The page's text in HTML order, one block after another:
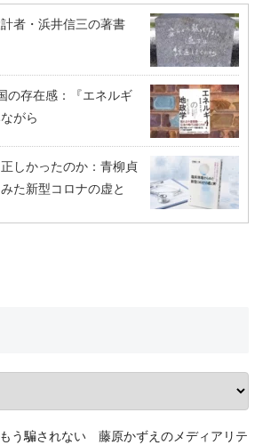
者・浜井信三の著書
の存在感：『エネルギ
がら
しかったのか：青柳貞
た新型コロナの虚と
もう騙されない 藤原かずえのメディアリテ